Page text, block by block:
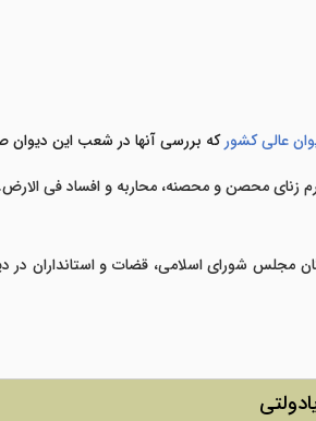
عالی کشورکه بررسی آنها در شعب این دیوان
زنای محصن و محصنه، محاربه و افساد فی الارض.
مجلس شورای اسلامی، قضات و استانداران در